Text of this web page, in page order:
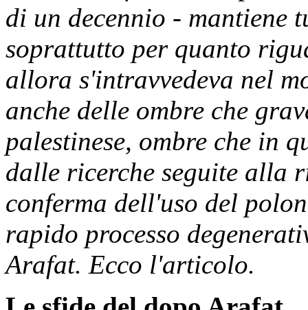
di un decennio - mantiene
soprattutto per quanto
allora s'intravvedeva nel
anche delle ombre che
palestinese, ombre che in
dalle ricerche seguite alla
conferma dell'uso del
rapido processo
Arafat. Ecco l'articolo.